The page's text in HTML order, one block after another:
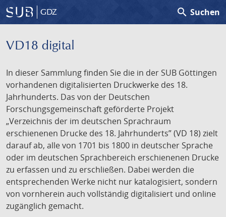
GDZ search Suchen
VD18 digital
In dieser Sammlung finden Sie die in der SUB Göttingen
vorhandenen digitalisierten Druckwerke des 18.
Jahrhunderts. Das von der Deutschen
Forschungsgemeinschaft geförderte Projekt
„Verzeichnis der im deutschen Sprachraum
erschienenen Drucke des 18. Jahrhunderts” (VD 18) zielt
darauf ab, alle von 1701 bis 1800 in deutscher Sprache
oder im deutschen Sprachbereich erschienenen Drucke
zu erfassen und zu erschließen. Dabei werden die
entsprechenden Werke nicht nur katalogisiert, sondern
von vornherein auch vollständig digitalisiert und online
zugänglich gemacht.